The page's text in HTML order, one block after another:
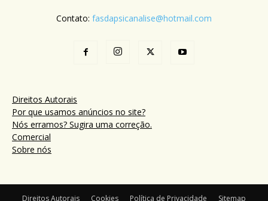
Contato: fasdapsicanalise@hotmail.com
Direitos Autorais
Por que usamos anúncios no site?
Nós erramos? Sugira uma correção.
Comercial
Sobre nós
Direitos Autorais Cookies Política de Privacidade Sitemap